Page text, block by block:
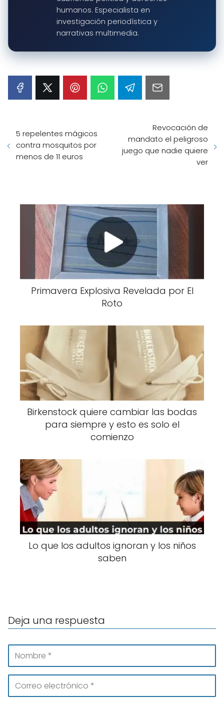
humanos. Especialista en
investigación periodística y
narrativas multimedia.
5 repelentes mágicos
contra mosquitos por
menos de 11 euros
Revocación de
mandato el peligroso
juego que nadie quiere
ver
Primavera Explosiva Revelada por El
Roto
Birkenstock quiere cambiar las bodas
para siempre y esto es solo el
comienzo
Lo que los adultos ignoran y los niños
saben
Deja una respuesta